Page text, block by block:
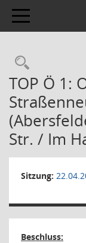
Toggle navigation
TOP Ö 1:
Str. / Im
Sitzung:
Beschluss: